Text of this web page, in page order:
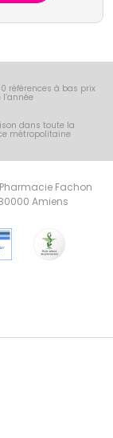
références à bas prix
dans toute la
métropolitaine
Fachon
Amiens